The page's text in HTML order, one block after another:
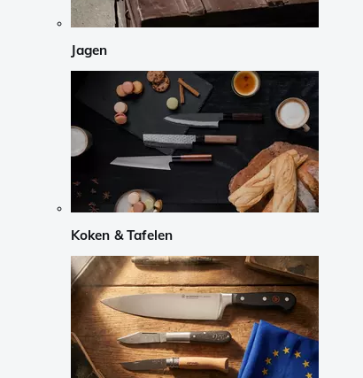
Jagen
Koken & Tafelen